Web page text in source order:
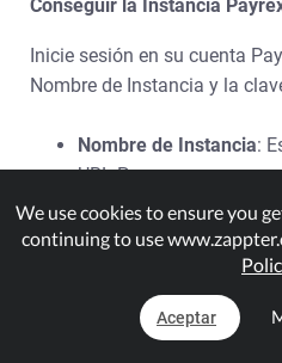
Conseguir la Instancia
Inicie sesión en su cuenta
Nombre de Instancia y la
Nombre de Instancia:
URL Payrexx una vez
en 'https:// zappter
Nombre de Instancia
: Navegue por
Integration, entonces
encontrará la API Key
We use cookies to ensure you
continuing to use
Aceptar